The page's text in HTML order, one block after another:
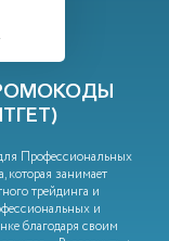
Профессиональных
которая занимает
трейдинга и
и
благодаря своим